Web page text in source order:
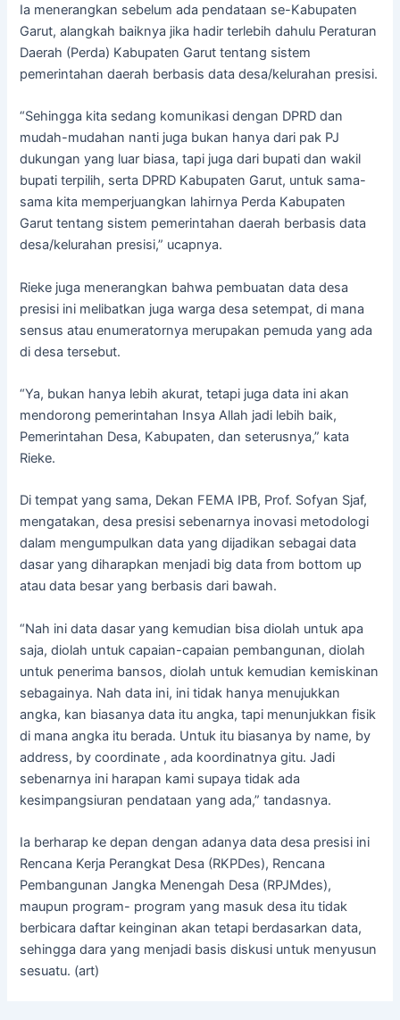
Ia menerangkan sebelum ada pendataan se-Kabupaten
Garut, alangkah baiknya jika hadir terlebih dahulu Peraturan
Daerah (Perda) Kabupaten Garut tentang sistem
pemerintahan daerah berbasis data desa/kelurahan presisi.
“Sehingga kita sedang komunikasi dengan DPRD dan
mudah-mudahan nanti juga bukan hanya dari pak PJ
dukungan yang luar biasa, tapi juga dari bupati dan wakil
bupati terpilih, serta DPRD Kabupaten Garut, untuk sama-
sama kita memperjuangkan lahirnya Perda Kabupaten
Garut tentang sistem pemerintahan daerah berbasis data
desa/kelurahan presisi,” ucapnya.
Rieke juga menerangkan bahwa pembuatan data desa
presisi ini melibatkan juga warga desa setempat, di mana
sensus atau enumeratornya merupakan pemuda yang ada
di desa tersebut.
“Ya, bukan hanya lebih akurat, tetapi juga data ini akan
mendorong pemerintahan Insya Allah jadi lebih baik,
Pemerintahan Desa, Kabupaten, dan seterusnya,” kata
Rieke.
Di tempat yang sama, Dekan FEMA IPB, Prof. Sofyan Sjaf,
mengatakan, desa presisi sebenarnya inovasi metodologi
dalam mengumpulkan data yang dijadikan sebagai data
dasar yang diharapkan menjadi big data from bottom up
atau data besar yang berbasis dari bawah.
“Nah ini data dasar yang kemudian bisa diolah untuk apa
saja, diolah untuk capaian-capaian pembangunan, diolah
untuk penerima bansos, diolah untuk kemudian kemiskinan
sebagainya. Nah data ini, ini tidak hanya menujukkan
angka, kan biasanya data itu angka, tapi menunjukkan fisik
di mana angka itu berada. Untuk itu biasanya by name, by
address, by coordinate , ada koordinatnya gitu. Jadi
sebenarnya ini harapan kami supaya tidak ada
kesimpangsiuran pendataan yang ada,” tandasnya.
Ia berharap ke depan dengan adanya data desa presisi ini
Rencana Kerja Perangkat Desa (RKPDes), Rencana
Pembangunan Jangka Menengah Desa (RPJMdes),
maupun program- program yang masuk desa itu tidak
berbicara daftar keinginan akan tetapi berdasarkan data,
sehingga dara yang menjadi basis diskusi untuk menyusun
sesuatu. (art)